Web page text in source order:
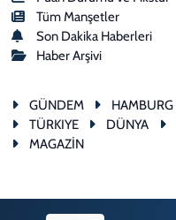
Tüm Manşetler
Son Dakika Haberleri
Haber Arşivi
GÜNDEM HAMBURG
TÜRKIYE
DÜNYA
MAGAZİN